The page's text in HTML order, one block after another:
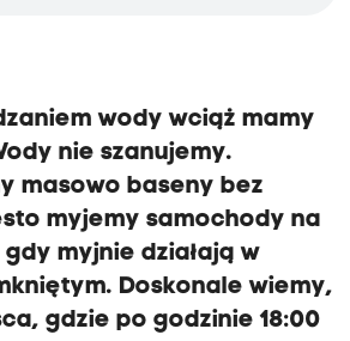
wody wciąż mamy
nie szanujemy.
masowo baseny bez
myjemy samochody na
myjnie działają w
Doskonale wiemy,
gdzie po godzinie 18:00